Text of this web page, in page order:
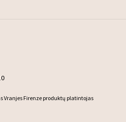
Vranjes Firenze produktų platintojas